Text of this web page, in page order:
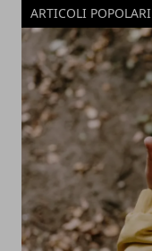
ARTICOLI POPOLARI